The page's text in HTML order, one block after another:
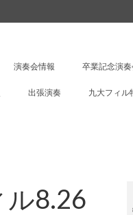
演奏会情報 卒業記念演
出張演奏 九大フィル
8.26